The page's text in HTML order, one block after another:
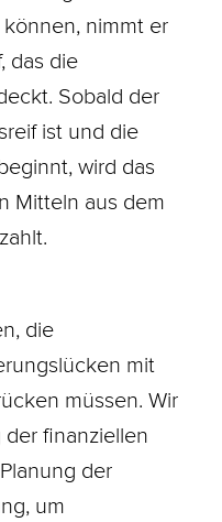
nimmt er
das die
Sobald der
ist und die
wird das
Mitteln aus dem
die
mit
müssen. Wir
finanziellen
der
um